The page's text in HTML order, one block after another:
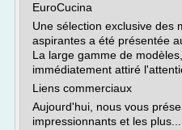
EuroCucina
Une sélection exclusive des
aspirantes a été présentée
La large gamme de
immédiatement attiré
Liens commerciaux
Aujourd'hui, nous vous
impressionnants et les plus...